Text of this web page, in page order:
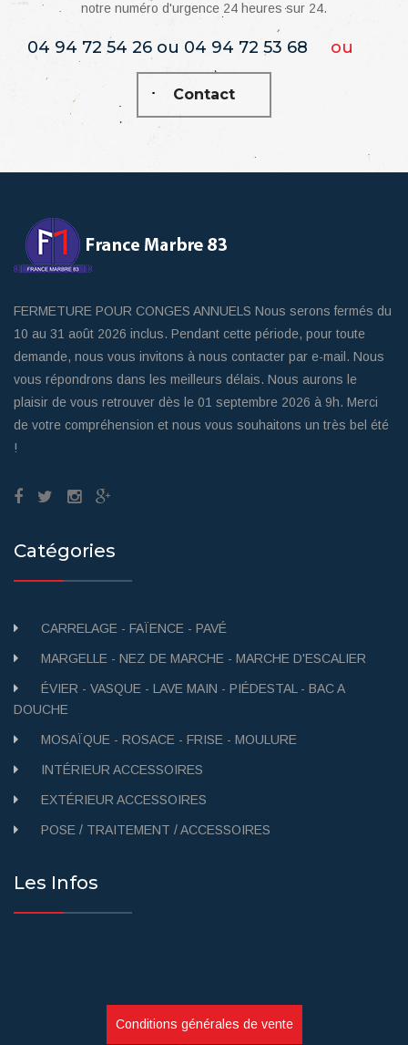
notre numéro d'urgence 24 heures sur 24.
04 94 72 54 26 ou 04 94 72 53 68 ou
Contact
FERMETURE POUR CONGES ANNUELS Nous serons fermés du
10 au 31 août 2026 inclus. Pendant cette période, pour toute
demande, nous vous invitons à nous contacter par e-mail. Nous
vous répondrons dans les meilleurs délais. Nous aurons le
plaisir de vous retrouver dès le 01 septembre 2026 à 9h. Merci
de votre compréhension et nous vous souhaitons un très bel été
!
Catégories
CARRELAGE - FAÏENCE - PAVÉ
MARGELLE - NEZ DE MARCHE - MARCHE D'ESCALIER
ÉVIER - VASQUE - LAVE MAIN - PIÉDESTAL - BAC A
DOUCHE
MOSAÏQUE - ROSACE - FRISE - MOULURE
INTÉRIEUR ACCESSOIRES
EXTÉRIEUR ACCESSOIRES
POSE / TRAITEMENT / ACCESSOIRES
Les Infos
Conditions générales de vente